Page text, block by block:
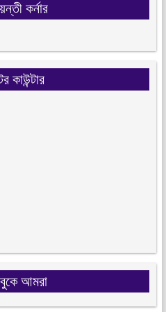
কর্নার
কাউন্টার
আমরা